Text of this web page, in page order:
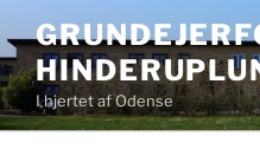
til
indhold
I hjertet af Odense